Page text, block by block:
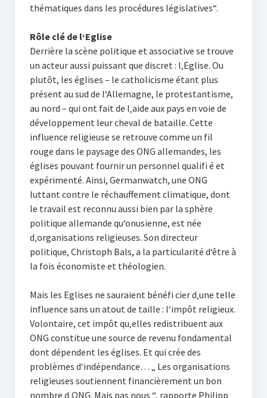
thématiques dans les procédures législatives“.
Rôle clé de l‘Eglise
Derrière la scène politique et associative se trouve
un acteur aussi puissant que discret : l‚Eglise. Ou
plutôt, les églises – le catholicisme étant plus
présent au sud de l‘Allemagne, le protestantisme,
au nord – qui ont fait de l‚aide aux pays en voie de
développement leur cheval de bataille. Cette
influence religieuse se retrouve comme un fil
rouge dans le paysage des ONG allemandes, les
églises pouvant fournir un personnel qualifi é et
expérimenté. Ainsi, Germanwatch, une ONG
luttant contre le réchauffement climatique, dont
le travail est reconnu aussi bien par la sphère
politique allemande qu‘onusienne, est née
d‚organisations religieuses. Son directeur
politique, Christoph Bals, a la particularité d‘être à
la fois économiste et théologien.
Mais les Eglises ne sauraient bénéfi cier d‚une telle
influence sans un atout de taille : l‘impôt religieux.
Volontaire, cet impôt qu‚elles redistribuent aux
ONG constitue une source de revenu fondamental
dont dépendent les églises. Et qui crée des
problèmes d‘indépendance… „ Les organisations
religieuses soutiennent financièrement un bon
nombre d‚ONG. Mais pas nous “, rapporte Philipp